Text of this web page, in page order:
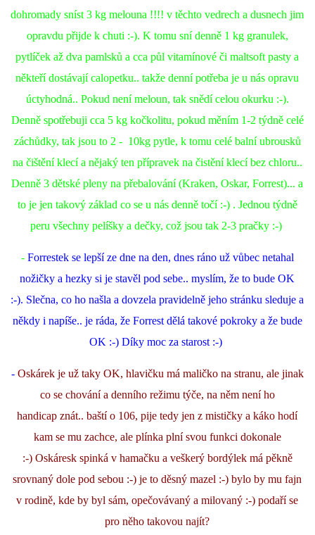
dohromady sníst 3 kg melouna !!!! v těchto vedrech a dusnech jim
opravdu přijde k chuti :-). K tomu sní denně 1 kg granulek,
pytlíček až dva pamlsků a cca půl vitamínové či maltsoft pasty a
někteří dostávají calopetku.. takže denní potřeba je u nás opravu
úctyhodná.. Pokud není meloun, tak snědí celou okurku :-).
Denně spotřebuji cca 5 kg kočkolitu, pokud měním 1-2 týdně celé
záchůdky, tak jsou to 2 - 10kg pytle, k tomu celé balní ubrousků
na čištění klecí a nějaký ten přípravek na čistění klecí bez chloru..
Denně 3 dětské pleny na přebalování (Kraken, Oskar, Forrest)... a
to je jen takový základ co se u nás denně točí :-) . Jednou týdně
peru všechny pelíšky a dečky, což jsou tak 2-3 pračky :-)
- Forrestek se lepší ze dne na den, dnes ráno už vůbec netahal
nožičky a hezky si je stavěl pod sebe.. myslím, že to bude OK
:-). Slečna, co ho našla a dovzela pravidelně jeho stránku sleduje a
někdy i napíše.. je ráda, že Forrest dělá takové pokroky a že bude
OK :-) Díky moc za starost :-)
- Oskárek je už taky OK, hlavičku má maličko na stranu, ale jinak
co se chování a denního režimu týče, na něm není ho
handicap znát.. baští o 106, pije tedy jen z mističky a káko hodí
kam se mu zachce, ale plínka plní svou funkci dokonale
:-) Oskáresk spinká v hamačku a veškerý bordýlek má pěkně
srovnaný dole pod sebou :-) je to děsný mazel :-) bylo by mu fajn
v rodině, kde by byl sám, opečovávaný a milovaný :-) podaří se
pro něho takovou najít?